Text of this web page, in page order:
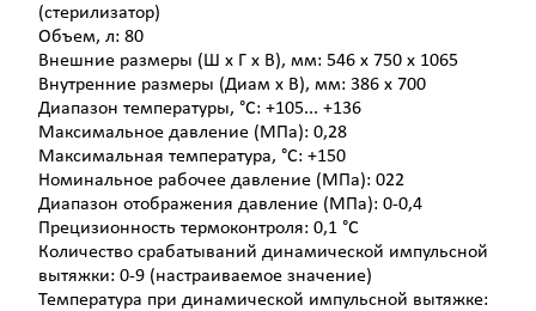
(стерилизатор)
Объем, л: 80
Внешние размеры (Ш х Г х В), мм: 546 х 750 х 1065
Внутренние размеры (Диам х В), мм: 386 х 700
Диапазон температуры, °С: +105... +136
Максимальное давление (МПа): 0,28
Максимальная температура, °С: +150
Номинальное рабочее давление (МПа): 022
Диапазон отображения давление (МПа): 0-0,4
Прецизионность термоконтроля: 0,1 °С
Количество срабатываний динамической импульсной
вытяжки: 0-9 (настраиваемое значение)
Температура при динамической импульсной вытяжке: